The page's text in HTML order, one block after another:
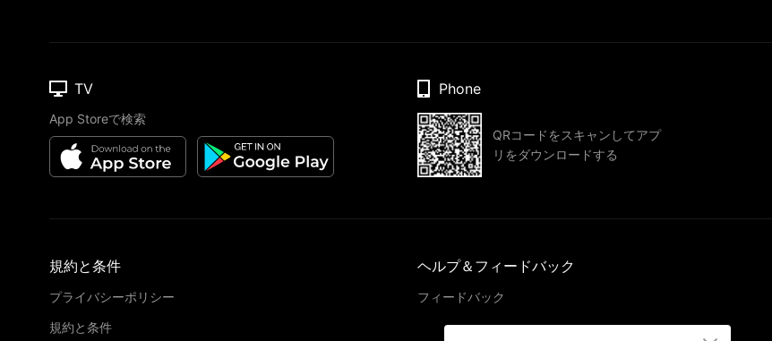
TV
App Storeで検索
Phone
QRコードをスキャンしてアプ
リをダウンロードする
規約と条件
プライバシーポリシー
規約と条件
ヘルプ＆フィードバック
フィードバック